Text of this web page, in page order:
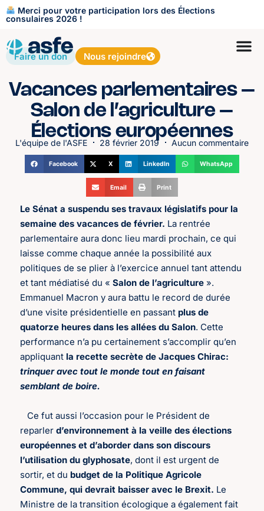
Merci pour votre participation lors des Élections
consulaires 2026 !
Faire un don Nous rejoindre
Vacances parlementaires –
Salon de l’agriculture –
Élections européennes
L'équipe de l'ASFE 28 février 2019 Aucun commentaire
Facebook X LinkedIn WhatsApp
Email Print
Le Sénat a suspendu ses travaux législatifs pour la
semaine des vacances de février. La rentrée
parlementaire aura donc lieu mardi prochain, ce qui
laisse comme chaque année la possibilité aux
politiques de se plier à l’exercice annuel tant attendu
et tant médiatisé du «Salon de l’agriculture».
Emmanuel Macron y aura battu le record de durée
d’une visite présidentielle en passant plus de
quatorze heures dans les allées du Salon. Cette
performance n’a pu certainement s’accomplir qu’en
appliquant la recette secrète de Jacques Chirac:
trinquer avec tout le monde tout en faisant
semblant de boire.
Ce fut aussi l’occasion pour le Président de
reparlerd’environnement à la veille des élections
européennes et d’aborder dans son discours
l’utilisation du glyphosate, dont il est urgent de
sortir, et du budget de la Politique Agricole
Commune, qui devrait baisser avec le Brexit. Le
Ministre de la transition écologique a également fait